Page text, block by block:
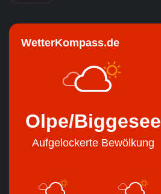
WetterKompass.de
Olpe/Biggesee
Aufgelockerte Bewölkung